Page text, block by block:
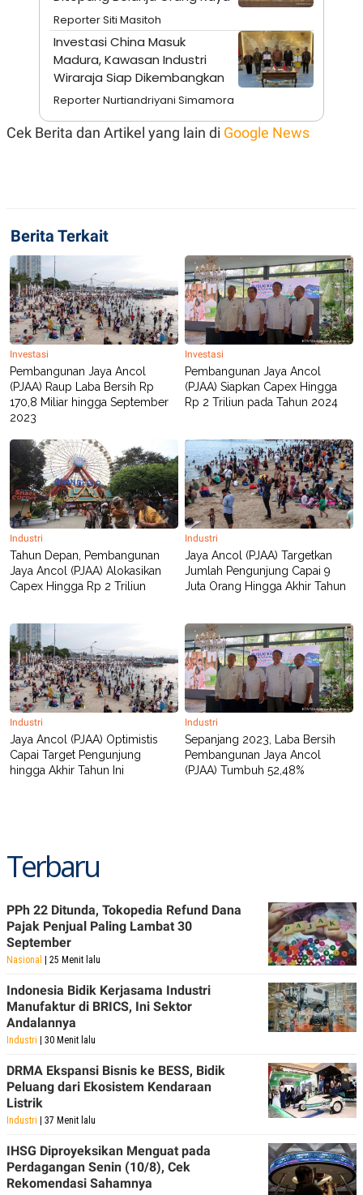
N
T
P
S
JARINGAN
K
O
N
T
A
N
A
C
A
D
E
M
P
R
E
S
S
R
E
L
E
A
S
E
I
L
A
N
G
G
A
N
A
N
T
A
K
I
N
E
R
J
A
E
M
E
N
E
P
A
P
E
A
D
V
E
R
I
S
I
E
D
.
I
D
SITEMAPPROFILETERM
OF
PEDOMAN
SIBER
PRIVACY
POLICY
Reporter Siti Masitoh
Investasi China Masuk
Madura, Kawasan Industri
Wiraraja Siap Dikembangkan
Reporter Nurtiandriyani Simamora
Cek Berita dan Artikel yang lain di Google News
Berita Terkait
Investasi
Pembangunan Jaya Ancol
(PJAA) Raup Laba Bersih Rp
170,8 Miliar hingga September
2023
Investasi
Pembangunan Jaya Ancol
(PJAA) Siapkan Capex Hingga
Rp 2 Triliun pada Tahun 2024
Industri
Tahun Depan, Pembangunan
Jaya Ancol (PJAA) Alokasikan
Capex Hingga Rp 2 Triliun
Industri
Jaya Ancol (PJAA) Targetkan
Jumlah Pengunjung Capai 9
Juta Orang Hingga Akhir Tahun
Industri
Jaya Ancol (PJAA) Optimistis
Capai Target Pengunjung
hingga Akhir Tahun Ini
Industri
Sepanjang 2023, Laba Bersih
Pembangunan Jaya Ancol
(PJAA) Tumbuh 52,48%
Terbaru
PPh 22 Ditunda, Tokopedia Refund Dana
Pajak Penjual Paling Lambat 30
September
Nasional | 25 Menit lalu
Indonesia Bidik Kerjasama Industri
Manufaktur di BRICS, Ini Sektor
Andalannya
Industri | 30 Menit lalu
DRMA Ekspansi Bisnis ke BESS, Bidik
Peluang dari Ekosistem Kendaraan
Listrik
Industri | 37 Menit lalu
IHSG Diproyeksikan Menguat pada
Perdagangan Senin (10/8), Cek
Rekomendasi Sahamnya